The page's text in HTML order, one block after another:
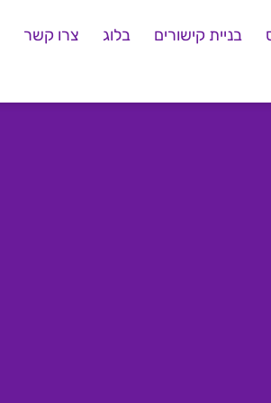
בניית קישורים בלוג צרו קשר